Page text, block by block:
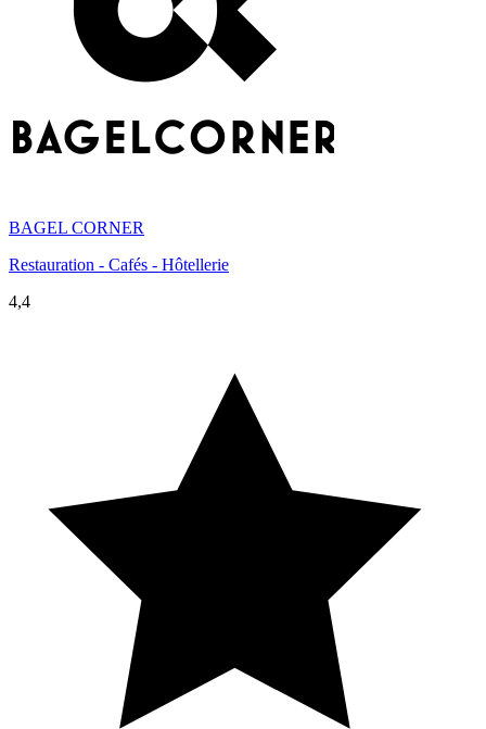
BAGEL CORNER
Restauration - Cafés - Hôtellerie
4,4